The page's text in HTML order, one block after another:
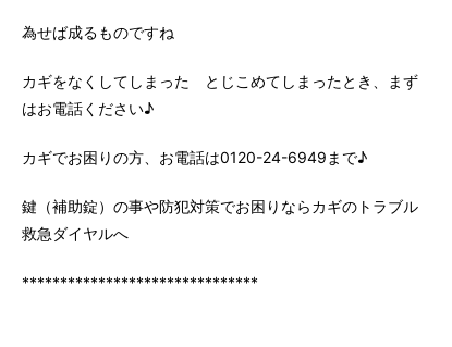
為せば成るものですね
カギをなくしてしまった とじこめてしまったとき、まず
はお電話ください♪
カギでお困りの方、お電話は0120-24-6949まで♪
鍵（補助錠）の事や防犯対策でお困りならカギのトラブル
救急ダイヤルへ
*******************************